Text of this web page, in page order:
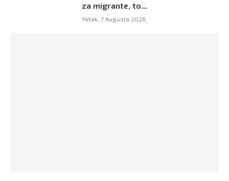
za migrante, to...
Petak, 7 Augusta 2026,